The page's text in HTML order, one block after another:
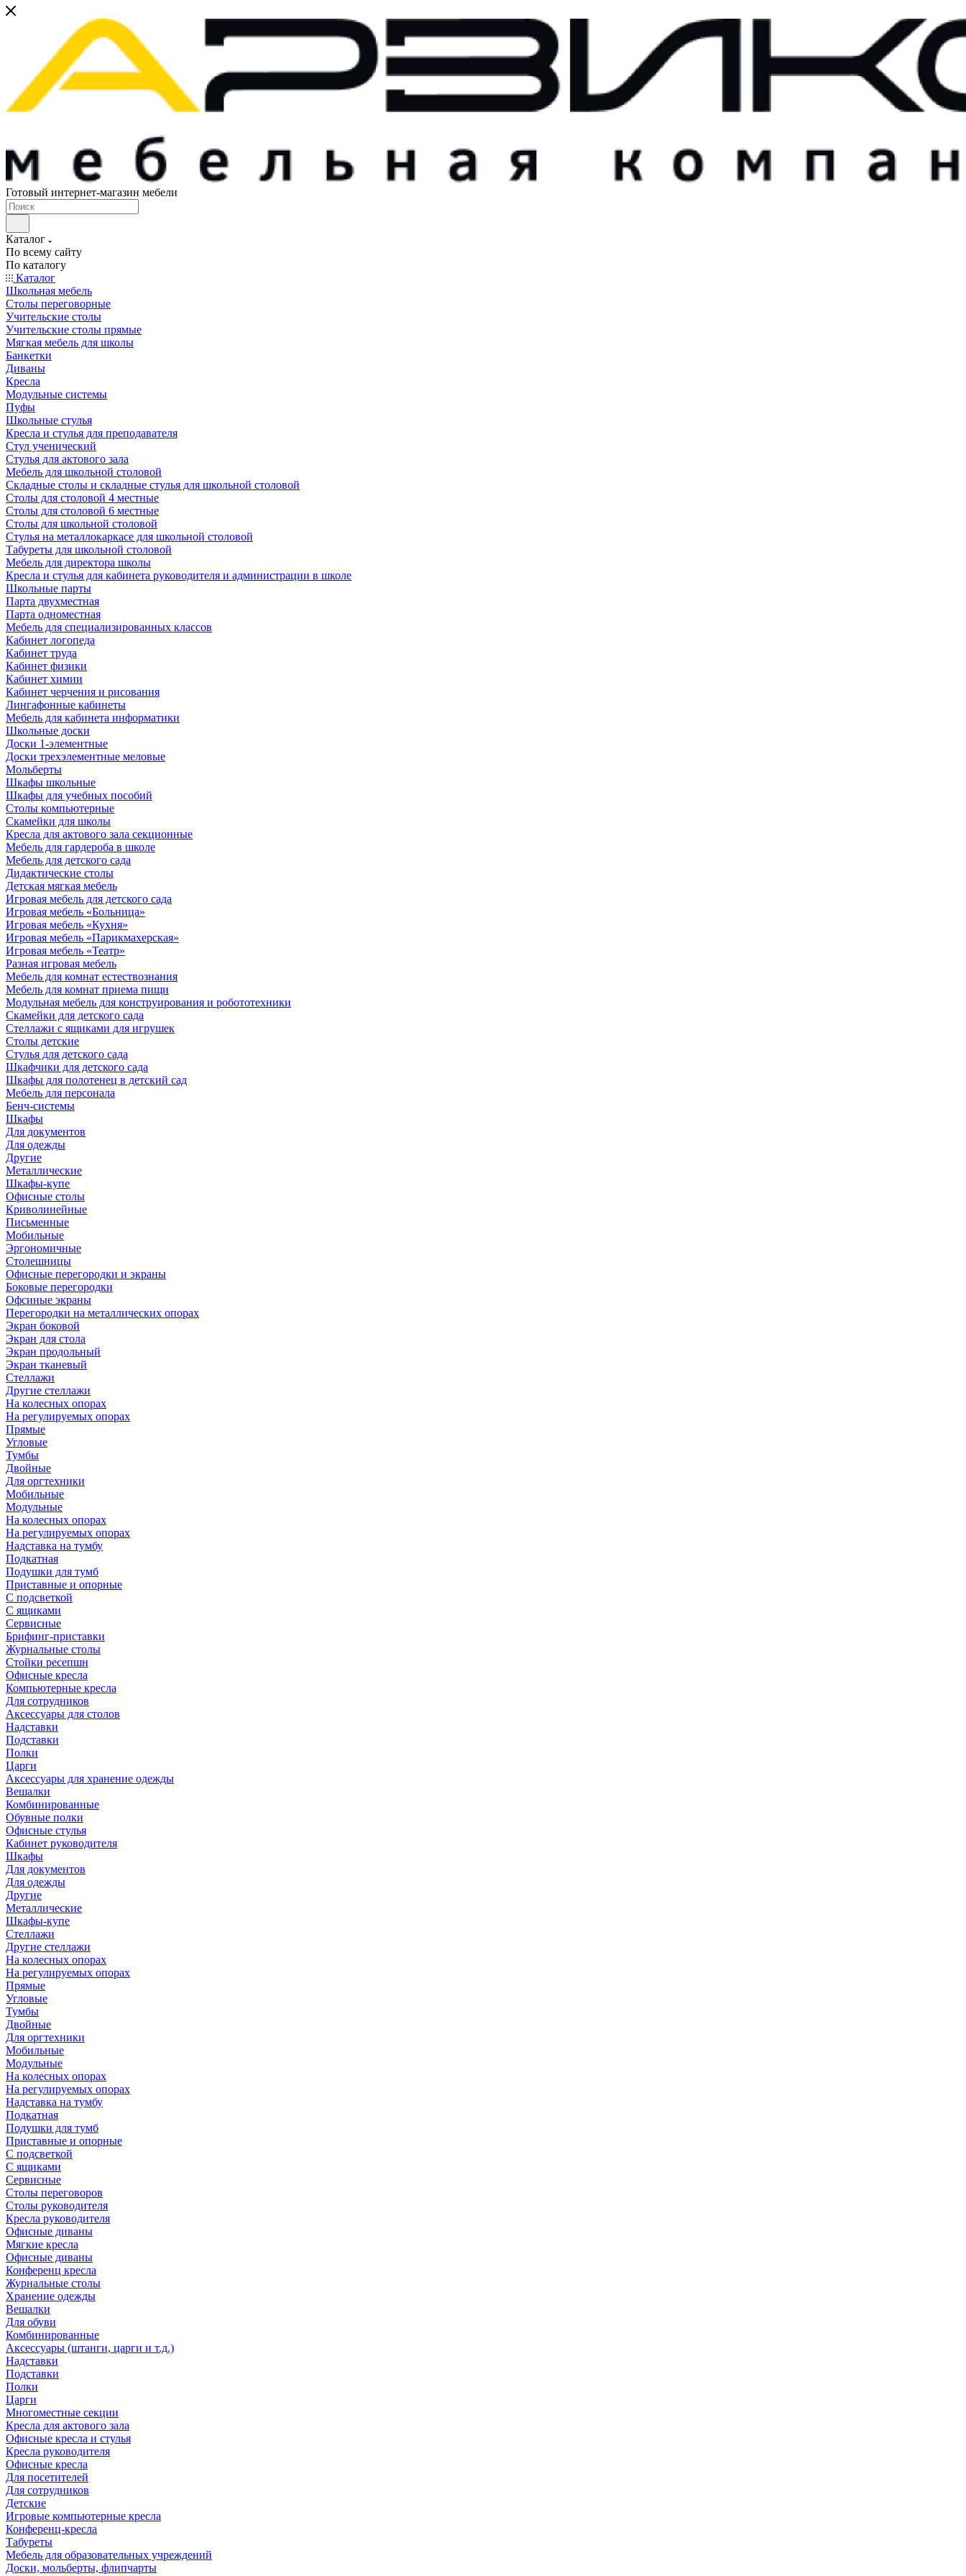
Готовый интернет-магазин мебели
Каталог
По всему сайту
По каталогу
Каталог
Школьная мебель
Столы переговорные
Учительские столы
Учительские столы прямые
Мягкая мебель для школы
Банкетки
Диваны
Кресла
Модульные системы
Пуфы
Школьные стулья
Кресла и стулья для преподавателя
Стул ученический
Стулья для актового зала
Мебель для школьной столовой
Складные столы и складные стулья для школьной столовой
Столы для столовой 4 местные
Столы для столовой 6 местные
Столы для школьной столовой
Стулья на металлокаркасе для школьной столовой
Табуреты для школьной столовой
Мебель для директора школы
Кресла и стулья для кабинета руководителя и администрации в школе
Школьные парты
Парта двухместная
Парта одноместная
Мебель для специализированных классов
Кабинет логопеда
Кабинет труда
Кабинет физики
Кабинет химии
Кабинет черчения и рисования
Лингафонные кабинеты
Мебель для кабинета информатики
Школьные доски
Доски 1-элементные
Доски трехэлементные меловые
Мольберты
Шкафы школьные
Шкафы для учебных пособий
Столы компьютерные
Скамейки для школы
Кресла для актового зала секционные
Мебель для гардероба в школе
Мебель для детского сада
Дидактические столы
Детская мягкая мебель
Игровая мебель для детского сада
Игровая мебель «Больница»
Игровая мебель «Кухня»
Игровая мебель «Парикмахерская»
Игровая мебель «Театр»
Разная игровая мебель
Мебель для комнат естествознания
Мебель для комнат приема пищи
Модульная мебель для конструирования и робототехники
Скамейки для детского сада
Стеллажи с ящиками для игрушек
Столы детские
Стулья для детского сада
Шкафчики для детского сада
Шкафы для полотенец в детский сад
Мебель для персонала
Бенч-системы
Шкафы
Для документов
Для одежды
Другие
Металлические
Шкафы-купе
Офисные столы
Криволинейные
Письменные
Мобильные
Эргономичные
Столешницы
Офисные перегородки и экраны
Боковые перегородки
Офсиные экраны
Перегородки на металлических опорах
Экран боковой
Экран для стола
Экран продольный
Экран тканевый
Стеллажи
Другие стеллажи
На колесных опорах
На регулируемых опорах
Прямые
Угловые
Тумбы
Двойные
Для оргтехники
Мобильные
Модульные
На колесных опорах
На регулируемых опорах
Надставка на тумбу
Подкатная
Подушки для тумб
Приставные и опорные
С подсветкой
С ящиками
Сервисные
Брифинг-приставки
Журнальные столы
Стойки ресепшн
Офисные кресла
Компьютерные кресла
Для сотрудников
Аксессуары для столов
Надставки
Подставки
Полки
Царги
Аксессуары для хранение одежды
Вешалки
Комбинированные
Обувные полки
Офисные стулья
Кабинет руководителя
Шкафы
Для документов
Для одежды
Другие
Металлические
Шкафы-купе
Стеллажи
Другие стеллажи
На колесных опорах
На регулируемых опорах
Прямые
Угловые
Тумбы
Двойные
Для оргтехники
Мобильные
Модульные
На колесных опорах
На регулируемых опорах
Надставка на тумбу
Подкатная
Подушки для тумб
Приставные и опорные
С подсветкой
С ящиками
Сервисные
Столы переговоров
Столы руководителя
Кресла руководителя
Офисные диваны
Мягкие кресла
Офисные диваны
Конференц кресла
Журнальные столы
Хранение одежды
Вешалки
Для обуви
Комбинированные
Аксессуары (штанги, царги и т.д.)
Надставки
Подставки
Полки
Царги
Многоместные секции
Кресла для актового зала
Офисные кресла и стулья
Кресла руководителя
Офисные кресла
Для посетителей
Для сотрудников
Детские
Игровые компьютерные кресла
Конференц-кресла
Табуреты
Мебель для образовательных учреждений
Доски, мольберты, флипчарты